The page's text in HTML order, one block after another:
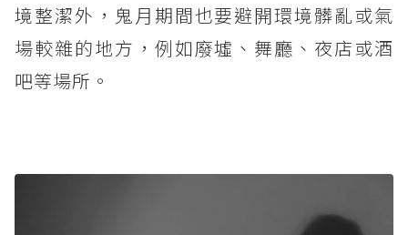
境整潔外，鬼月期間也要避開環境髒亂或氣
場較雜的地方，例如廢墟、舞廳、夜店或酒
吧等場所。